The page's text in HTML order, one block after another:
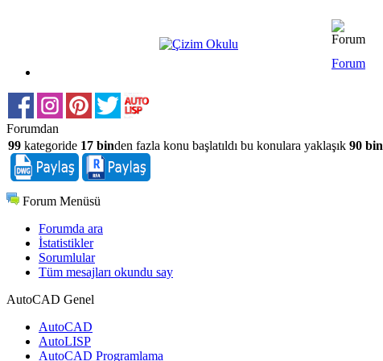
Forum
Forumdan
99 kategoride 17 binden fazla konu başlatıldı bu konulara yaklaşık 90 bin
Forum Menüsü
Forumda ara
İstatistikler
Sorumlular
Tüm mesajları okundu say
AutoCAD Genel
AutoCAD
AutoLISP
AutoCAD Programlama